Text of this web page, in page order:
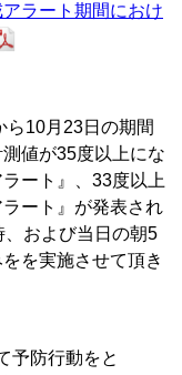
ラート期間におけ
ら10月23日の期間
値が35度以上にな
ート』、33度以上
ート』が発表され
、および当日の朝5
を実施させて頂き
予防行動をと